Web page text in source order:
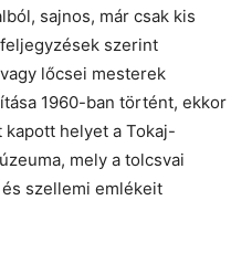
sajnos, már csak kis
szerint
lőcsei mesterek
1960-ban történt, ekkor
helyet a Tokaj-
mely a tolcsvai
szellemi emlékeit